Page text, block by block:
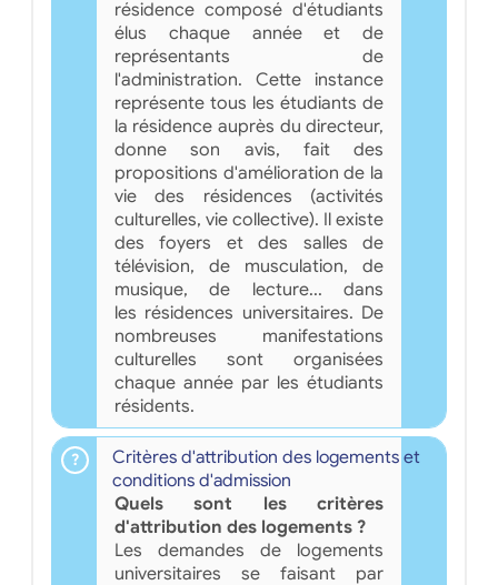
résidence composé d'étudiants
élus chaque année et de
représentants de
l'administration. Cette instance
représente tous les étudiants de
la résidence auprès du directeur,
donne son avis, fait des
propositions d'amélioration de la
vie des résidences (activités
culturelles, vie collective). Il existe
des foyers et des salles de
télévision, de musculation, de
musique, de lecture... dans
les résidences universitaires. De
nombreuses manifestations
culturelles sont organisées
chaque année par les étudiants
résidents.
Critères d'attribution des logements et
conditions d'admission
Quels sont les critères
d'attribution des logements ?
Les demandes de logements
universitaires se faisant par